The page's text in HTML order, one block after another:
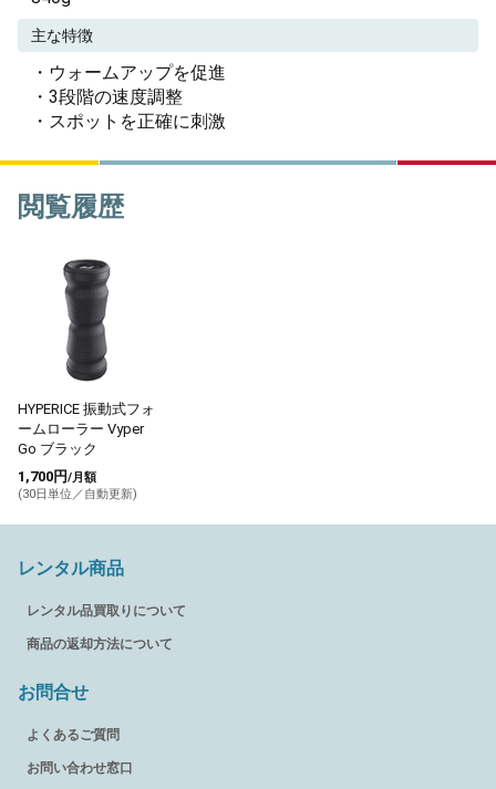
主な特徴
・ウォームアップを促進
・3段階の速度調整
・スポットを正確に刺激
閲覧履歴
HYPERICE 振動式フォ
ームローラー Vyper
Go ブラック
1,700円/月額
(30日単位／自動更新)
レンタル商品
レンタル品買取りについて
商品の返却方法について
お問合せ
よくあるご質問
お問い合わせ窓口